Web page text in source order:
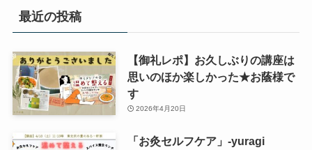
最近の投稿
【御礼レポ】お久しぶりの講座は
思いのほか楽しかった★お蔭様で
す
2026年4月20日
「お灸セルフケア」-yuragi